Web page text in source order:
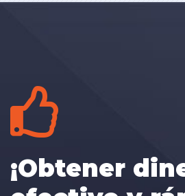
¡Obtener